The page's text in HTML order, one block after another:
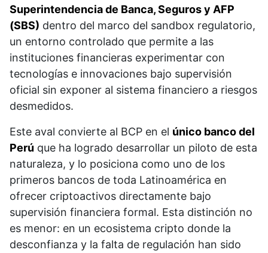
Superintendencia de Banca, Seguros y AFP
(SBS) dentro del marco del sandbox regulatorio,
un entorno controlado que permite a las
instituciones financieras experimentar con
tecnologías e innovaciones bajo supervisión
oficial sin exponer al sistema financiero a riesgos
desmedidos.
Este aval convierte al BCP en el único banco del
Perú que ha logrado desarrollar un piloto de esta
naturaleza, y lo posiciona como uno de los
primeros bancos de toda Latinoamérica en
ofrecer criptoactivos directamente bajo
supervisión financiera formal. Esta distinción no
es menor: en un ecosistema cripto donde la
desconfianza y la falta de regulación han sido